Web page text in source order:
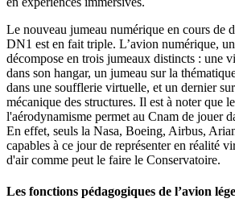
Le nouveau jumeau numérique en cours de
DN1 est en fait triple. L’avion numérique,
décompose en trois jumeaux distincts : une
dans son hangar, un jumeau sur la
dans une soufflerie virtuelle, et un dernier
mécanique des structures. Il est à noter que
l'aérodynamisme permet au Cnam de jouer
En effet, seuls la Nasa, Boeing, Airbus,
capables à ce jour de représenter en réalité
d'air comme peut le faire le Conservatoire.
Les fonctions pédagogiques de l’avion